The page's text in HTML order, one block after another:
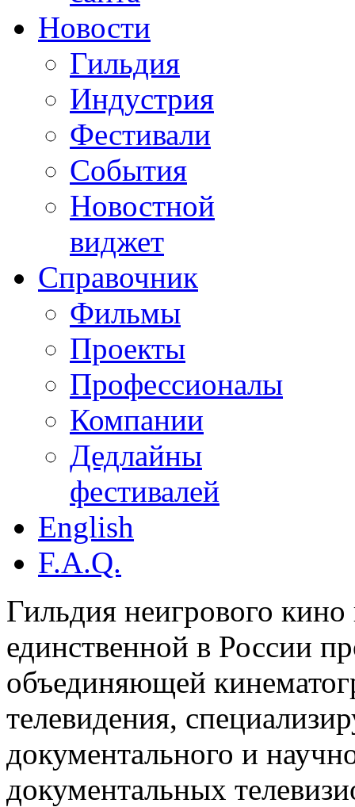
Новости
Гильдия
Индустрия
Фестивали
События
Новостной
виджет
Справочник
Фильмы
Проекты
Профессионалы
Компании
Дедлайны
фестивалей
English
F.A.Q.
Гильдия неигрового кино
единственной в России
объединяющей
телевидения,
документального и
документальных